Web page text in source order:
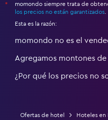
*
momondo siempre trata de
los precios no están garantizados
Esta es la razón:
momondo no es el
Agregamos montones
¿Por qué los precios no
Ofertas de hotel Hoteles en